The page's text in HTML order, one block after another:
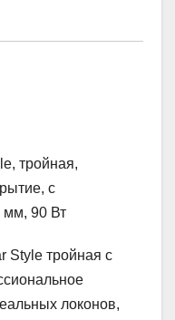
Style тройная с
локонов,